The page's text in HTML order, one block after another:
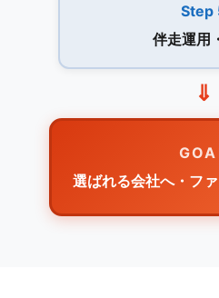
Step
伴走運用
⇓
選ばれる会社へ・フ